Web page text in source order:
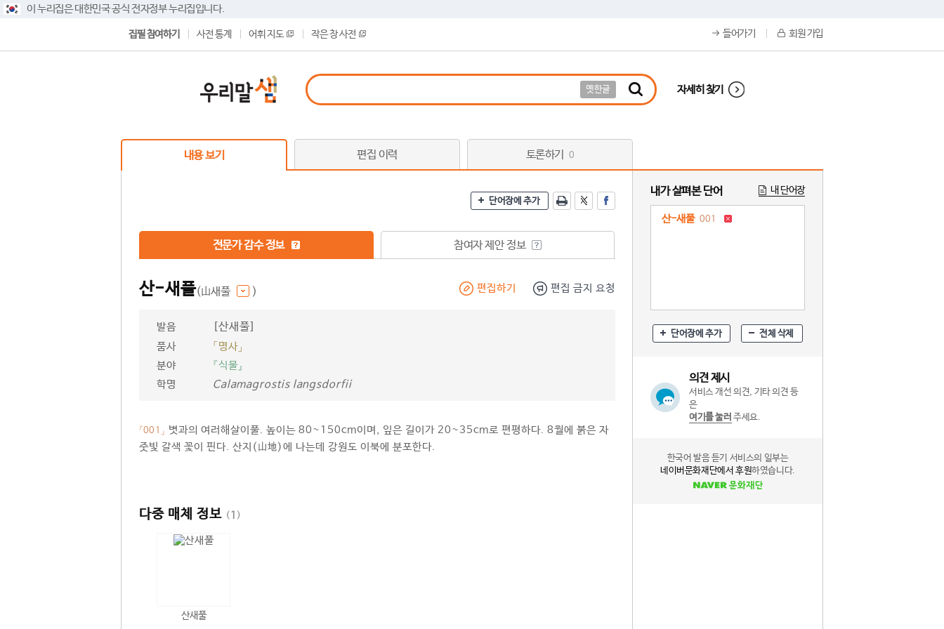
이 누리집은 대한민국 공식 전자정부 누리집입니다.
집필 참여하기 사전 통계 어휘 지도 작은 창 사전 들어가기 회원 가입
옛한글 자세히 찾기
내용 보기 편집 이력 토론하기 0
단어장에 추가
전문가 감수 정보 참여자 제안 정보
산-새풀(山새풀 ) 편집하기 편집 금지 요청
발음 [산새풀]
품사
「명사」
분야
『식물』
학명
Calamagrostis langsdorfii
「001」 볏과의 여러해살이풀. 높이는 80~150cm이며, 잎은 길이가 20~35cm로 편평하다. 8월에 붉은 자
줏빛 갈색 꽃이 핀다. 산지(山地)에 나는데 강원도 이북에 분포한다.
다중 매체 정보 (1 )
산새풀
내가 살펴본 단어 내 단어장
산-새풀 001
단어장에 추가 전체 삭제
의견 제시
서비스 개선 의견, 기타 의견 등
은
여기를 눌러 주세요.
한국어 발음 듣기 서비스의 일부는
네이버문화재단에서 후원하였습니다.